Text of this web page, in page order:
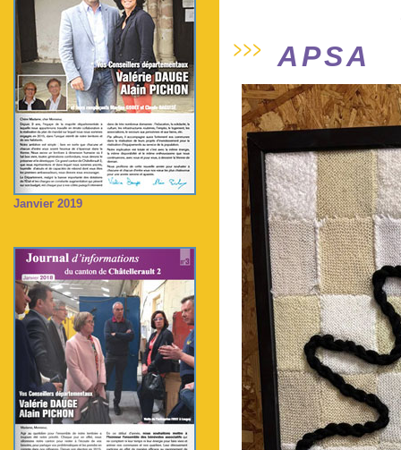
Janvier 2019
APSA